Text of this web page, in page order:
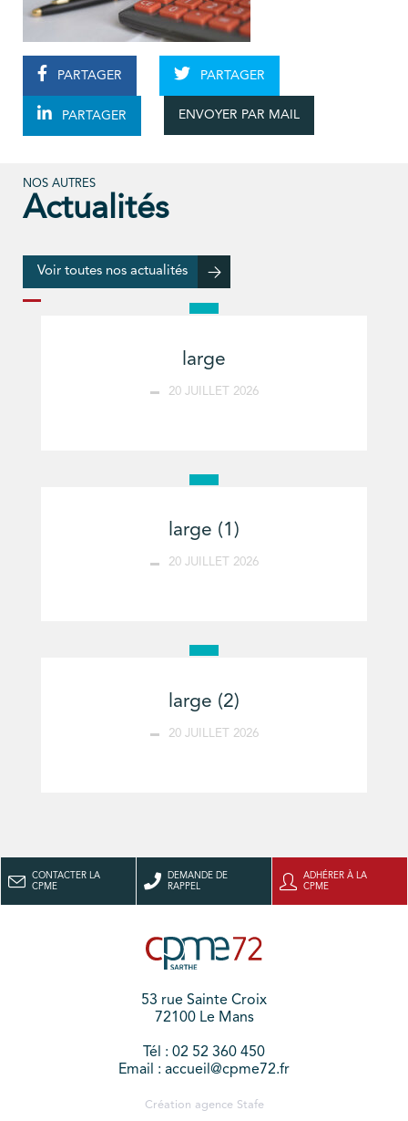
PARTAGER PARTAGER
PARTAGER ENVOYER PAR MAIL
NOS AUTRES
Actualités
Voir toutes nos actualités
large
20 JUILLET 2026
large (1)
20 JUILLET 2026
large (2)
20 JUILLET 2026
CONTACTER LA
CPME
DEMANDE DE
RAPPEL
ADHÉRER À LA
CPME
53 rue Sainte Croix
72100 Le Mans
Tél : 02 52 360 450
Email : accueil@cpme72.fr
Création agence Stafe